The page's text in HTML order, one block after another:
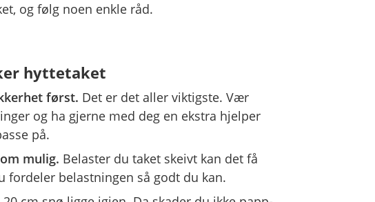
og følg noen enkle råd.
hyttetaket
først. Det er det aller viktigste. Vær
og ha gjerne med deg en ekstra hjelper
på.
mulig. Belaster du taket skeivt kan det få
fordeler belastningen så godt du kan.